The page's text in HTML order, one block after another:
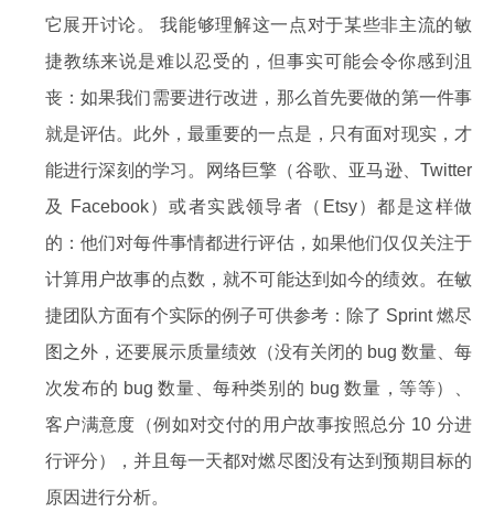
它展开讨论。 我能够理解这一点对于某些非主流的敏
捷教练来说是难以忍受的，但事实可能会令你感到沮
丧：如果我们需要进行改进，那么首先要做的第一件事
就是评估。此外，最重要的一点是，只有面对现实，才
能进行深刻的学习。网络巨擎（谷歌、亚马逊、Twitter
及 Facebook）或者实践领导者（Etsy）都是这样做
的：他们对每件事情都进行评估，如果他们仅仅关注于
计算用户故事的点数，就不可能达到如今的绩效。在敏
捷团队方面有个实际的例子可供参考：除了 Sprint 燃尽
图之外，还要展示质量绩效（没有关闭的 bug 数量、每
次发布的 bug 数量、每种类别的 bug 数量，等等）、
客户满意度（例如对交付的用户故事按照总分 10 分进
行评分），并且每一天都对燃尽图没有达到预期目标的
原因进行分析。